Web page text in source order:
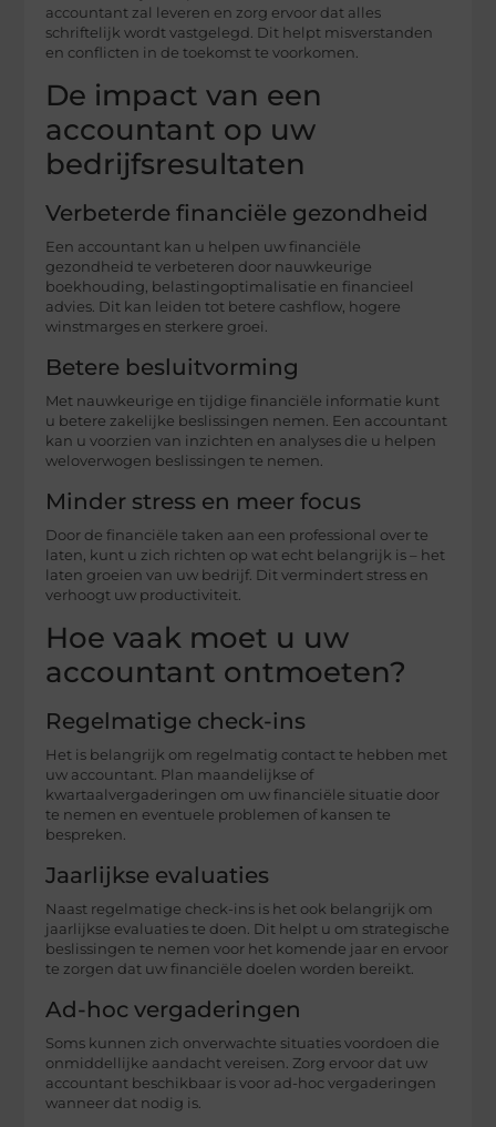
accountant zal leveren en zorg ervoor dat alles
schriftelijk wordt vastgelegd. Dit helpt misverstanden
en conflicten in de toekomst te voorkomen.
De impact van een
accountant op uw
bedrijfsresultaten
Verbeterde financiële gezondheid
Een accountant kan u helpen uw financiële
gezondheid te verbeteren door nauwkeurige
boekhouding, belastingoptimalisatie en financieel
advies. Dit kan leiden tot betere cashflow, hogere
winstmarges en sterkere groei.
Betere besluitvorming
Met nauwkeurige en tijdige financiële informatie kunt
u betere zakelijke beslissingen nemen. Een accountant
kan u voorzien van inzichten en analyses die u helpen
weloverwogen beslissingen te nemen.
Minder stress en meer focus
Door de financiële taken aan een professional over te
laten, kunt u zich richten op wat echt belangrijk is – het
laten groeien van uw bedrijf. Dit vermindert stress en
verhoogt uw productiviteit.
Hoe vaak moet u uw
accountant ontmoeten?
Regelmatige check-ins
Het is belangrijk om regelmatig contact te hebben met
uw accountant. Plan maandelijkse of
kwartaalvergaderingen om uw financiële situatie door
te nemen en eventuele problemen of kansen te
bespreken.
Jaarlijkse evaluaties
Naast regelmatige check-ins is het ook belangrijk om
jaarlijkse evaluaties te doen. Dit helpt u om strategische
beslissingen te nemen voor het komende jaar en ervoor
te zorgen dat uw financiële doelen worden bereikt.
Ad-hoc vergaderingen
Soms kunnen zich onverwachte situaties voordoen die
onmiddellijke aandacht vereisen. Zorg ervoor dat uw
accountant beschikbaar is voor ad-hoc vergaderingen
wanneer dat nodig is.